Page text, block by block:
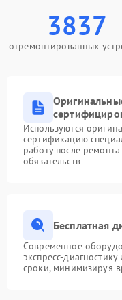
3837
отремонтированных
Используются
сертификацию
работу после
обязательств
Бесплатная
Современное
экспресс-
сроки, минимизируя